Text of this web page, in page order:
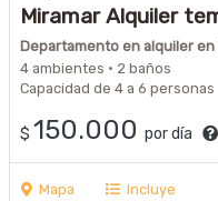
Miramar Alquiler
Departamento en alquiler en
4 ambientes · 2 baños
Capacidad de 4 a 6 personas
$ 150.000 por día
Mapa Incluye